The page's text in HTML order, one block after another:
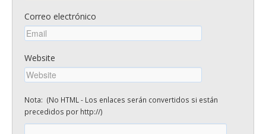
Correo electrónico
Website
Nota: (No HTML - Los enlaces serán convertidos si están
precedidos por http://)